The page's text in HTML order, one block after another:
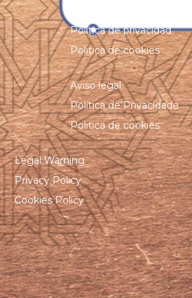
Política de privacidad
Politica de cookies
Aviso legal
Política de Privacidade
Politica de cookies
Legal Warning
Privacy Policy
Cookies Policy